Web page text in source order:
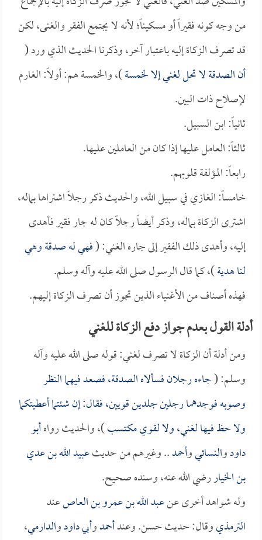
من وجه كونه فقيراً أو مسكيناً؛ لأنه لا يجتمع الفقر والغنى، لكن
قد تصرف الزكاة إليه باعتبار آخر، وذكرنا الحديث الذي ورد (
أن الصدقة لا تحل لغني إلا لخمسة)، والخمسة هم: أولاً: الغارم
لإصلاح ذات البين.
ثانياً: ابن السبيل.
ثالثاً: العامل عليها إذا كان من العاملين عليها.
رابعاً: المؤلفة قلوبهم.
خامساً: الغازي في سبيل الله، والحديث ذكر رجلاً اشتراها بماله،
اشترى الزكاة بماله، وذكر أيضاً رجلاً كان له جار فقير فأهدى
إليه، وأهدى ذلك الفقير إلى جاره الغني: (فهي له صدقة وهي
لنا هدية)، كما قال الرسول صلى الله عليه وآله وسلم.
فهذه أصناف من الأغنياء الذين تجوز أن تصرف الزكاة إليهم.
أدلة القول بعدم جواز دفع الزكاة للغني
ومن أدلة أن الزكاة لا تصرف لغني: قوله صلى الله عليه وآله
وسلم: (جاءه رجلان فسألاه الصدقة، فصعد فيهما النظر
وصوبه فوجدهما رجلين جلدين قويين، فقال: إن شئتما أعطيتكما
ولا حظ فيها لغني، ولا لقوي مكتسب)، والحديث رواهأبو
داودوالنسائيوأحمد.. وغيرهم من حديثعبيد الله بن عدي
بن الخياررضي الله عنه، وسنده صحيح.
وله شواهد أخرى عنعبد الله بن عمرو بن العاصعند
الترمذيوقال: حديث حسن. وعندأحمدوأبي داودوالدارمي،